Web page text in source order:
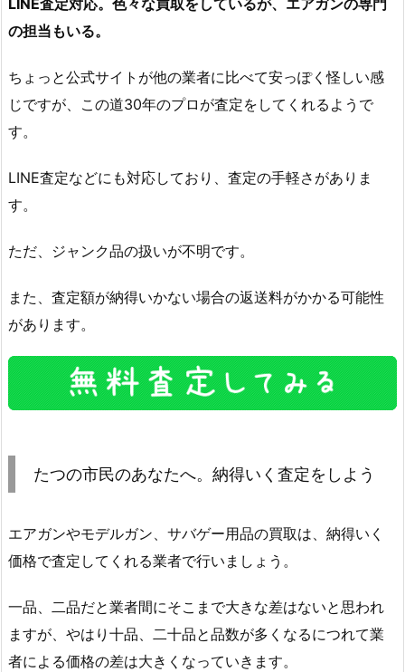
LINE査定対応。色々な買取をしているが、エアガンの専門
の担当もいる。
ちょっと公式サイトが他の業者に比べて安っぽく怪しい感
じですが、この道30年のプロが査定をしてくれるようで
す。
LINE査定などにも対応しており、査定の手軽さがありま
す。
ただ、ジャンク品の扱いが不明です。
また、査定額が納得いかない場合の返送料がかかる可能性
があります。
たつの市民のあなたへ。納得いく査定をしよう
エアガンやモデルガン、サバゲー用品の買取は、納得いく
価格で査定してくれる業者で行いましょう。
一品、二品だと業者間にそこまで大きな差はないと思われ
ますが、やはり十品、二十品と品数が多くなるにつれて業
者による価格の差は大きくなっていきます。